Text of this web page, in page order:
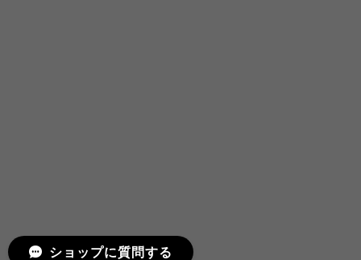
ショップに質問する